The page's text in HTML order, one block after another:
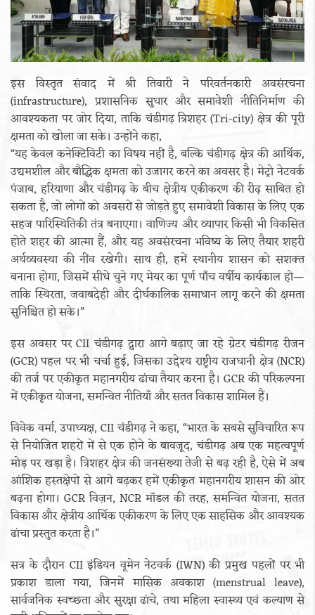
इस विस्तृत संवाद में श्री तिवारी ने परिवर्तनकारी अवसंरचना
(infrastructure), प्रशासनिक सुधार और समावेशी नीतिनिर्माण की
आवश्यकता पर जोर दिया, ताकि चंडीगढ़ त्रिशहर (Tri-city) क्षेत्र की पूरी
क्षमता को खोला जा सके। उन्होंने कहा,
“यह केवल कनेक्टिविटी का विषय नहीं है, बल्कि चंडीगढ़ क्षेत्र की आर्थिक,
उद्यमशील और बौद्धिक क्षमता को उजागर करने का अवसर है। मेट्रो नेटवर्क
पंजाब, हरियाणा और चंडीगढ़ के बीच क्षेत्रीय एकीकरण की रीढ़ साबित हो
सकता है, जो लोगों को अवसरों से जोड़ते हुए समावेशी विकास के लिए एक
सहज पारिस्थितिकी तंत्र बनाएगा। वाणिज्य और व्यापार किसी भी विकसित
होते शहर की आत्मा हैं, और यह अवसंरचना भविष्य के लिए तैयार शहरी
अर्थव्यवस्था की नींव रखेगी। साथ ही, हमें स्थानीय शासन को सशक्त
बनाना होगा, जिसमें सीधे चुने गए मेयर का पूर्ण पाँच वर्षीय कार्यकाल हो—
ताकि स्थिरता, जवाबदेही और दीर्घकालिक समाधान लागू करने की क्षमता
सुनिश्चित हो सके।”
इस अवसर पर CII चंडीगढ़ द्वारा आगे बढ़ाए जा रहे ग्रेटर चंडीगढ़ रीजन
(GCR) पहल पर भी चर्चा हुई, जिसका उद्देश्य राष्ट्रीय राजधानी क्षेत्र (NCR)
की तर्ज पर एकीकृत महानगरीय ढांचा तैयार करना है। GCR की परिकल्पना
में एकीकृत योजना, समन्वित नीतियाँ और सतत विकास शामिल हैं।
विवेक वर्मा, उपाध्यक्ष, CII चंडीगढ़ ने कहा, “भारत के सबसे सुविचारित रूप
से नियोजित शहरों में से एक होने के बावजूद, चंडीगढ़ अब एक महत्वपूर्ण
मोड़ पर खड़ा है। त्रिशहर क्षेत्र की जनसंख्या तेजी से बढ़ रही है, ऐसे में अब
आंशिक हस्तक्षेपों से आगे बढ़कर हमें एकीकृत महानगरीय शासन की ओर
बढ़ना होगा। GCR विज़न, NCR मॉडल की तरह, समन्वित योजना, सतत
विकास और क्षेत्रीय आर्थिक एकीकरण के लिए एक साहसिक और आवश्यक
ढांचा प्रस्तुत करता है।”
सत्र के दौरान CII इंडियन वूमेन नेटवर्क (IWN) की प्रमुख पहलों पर भी
प्रकाश डाला गया, जिनमें मासिक अवकाश (menstrual leave),
सार्वजनिक स्वच्छता और सुरक्षा ढांचे, तथा महिला स्वास्थ्य एवं कल्याण से